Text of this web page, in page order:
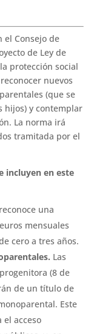
el Consejo de
de Ley de
protección social
nuevos
(que se
hijos) y contemplar
La norma irá
tramitada por el
incluyen en este
una
mensuales
cero a tres años.
Las
(8 de
de un título de
Este
acceso